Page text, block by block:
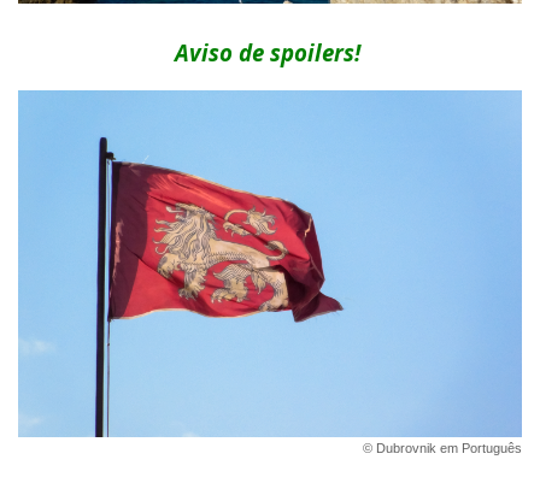
Aviso de spoilers!
© Dubrovnik em Português